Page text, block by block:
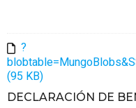
?
(95 KB)
DECLARACIÓN DE